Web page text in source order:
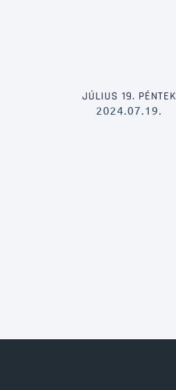
JÚLIUS 19. PÉNTEK
2024.07.19.